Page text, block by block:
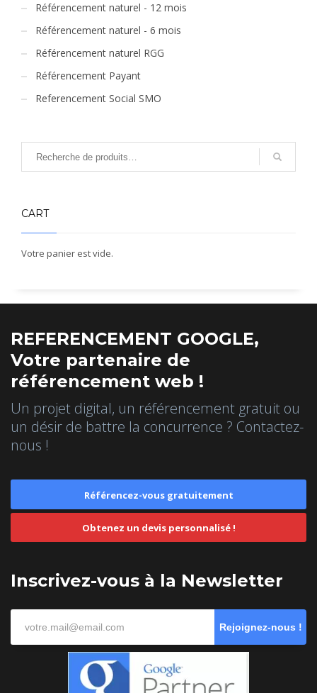
Référencement naturel - 12 mois
Référencement naturel - 6 mois
Référencement naturel RGG
Référencement Payant
Referencement Social SMO
CART
Votre panier est vide.
REFERENCEMENT GOOGLE,
Votre partenaire de
référencement web !
Un projet digital, un référencement gratuit ou
un désir de battre la concurrence ? Contactez-
nous !
Référencez-vous gratuitement
Obtenez un devis personnalisé !
Inscrivez-vous à la Newsletter
Rejoignez-nous !